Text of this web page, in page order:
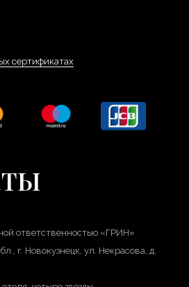
сертификатах
ответственностью «ГРИН»
г. Новокузнецк, ул. Некрасова, д.